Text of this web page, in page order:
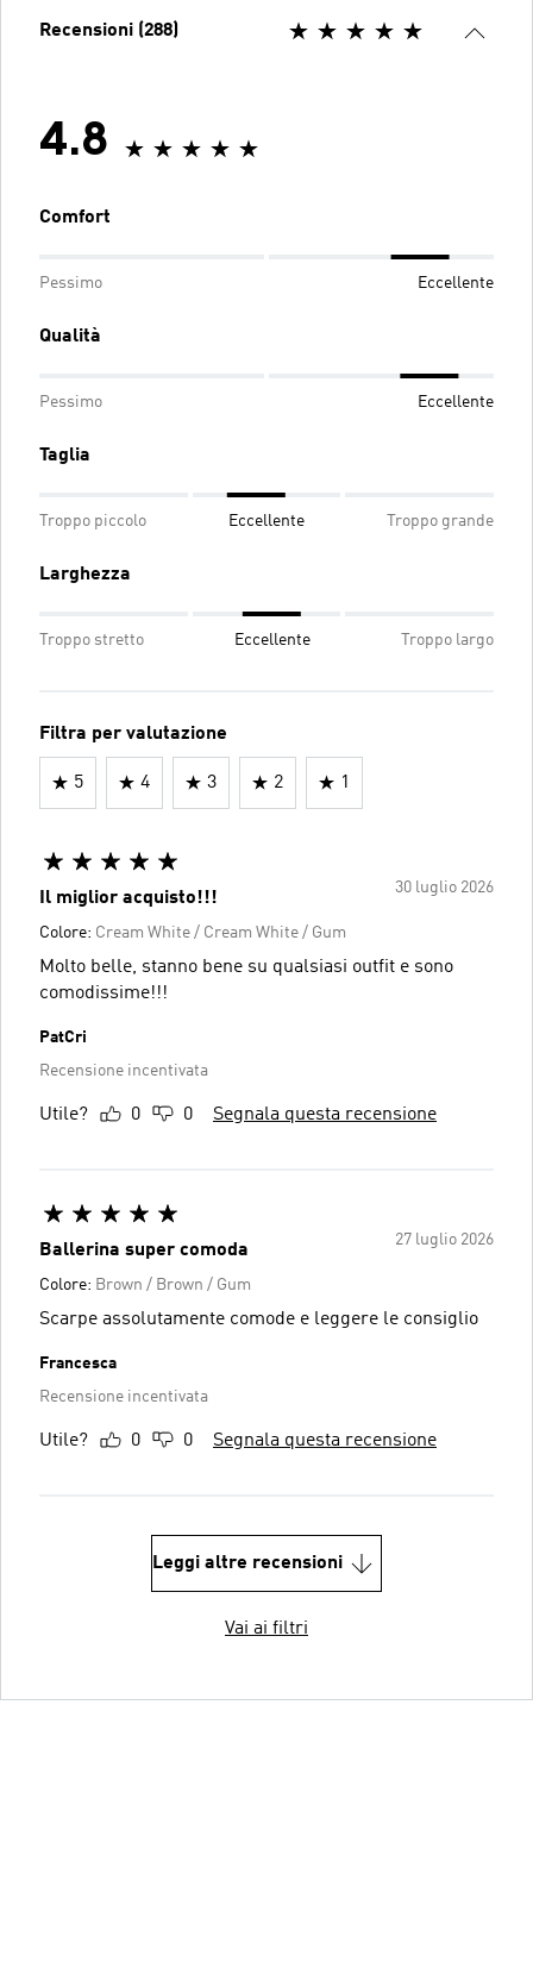
Recensioni (288)
4.8
Comfort
Pessimo Eccellente
Qualità
Pessimo Eccellente
Taglia
Troppo piccolo Eccellente Troppo grande
Larghezza
Troppo stretto Eccellente Troppo largo
Filtra per valutazione
5 4 3 2 1
30 luglio 2026
Il miglior acquisto!!!
Colore: Cream White / Cream White / Gum
Molto belle, stanno bene su qualsiasi outfit e sono
comodissime!!!
PatCri
Recensione incentivata
Utile? 0 0 Segnala questa recensione
27 luglio 2026
Ballerina super comoda
Colore: Brown / Brown / Gum
Scarpe assolutamente comode e leggere le consiglio
Francesca
Recensione incentivata
Utile? 0 0 Segnala questa recensione
Leggi altre recensioni
Vai ai filtri